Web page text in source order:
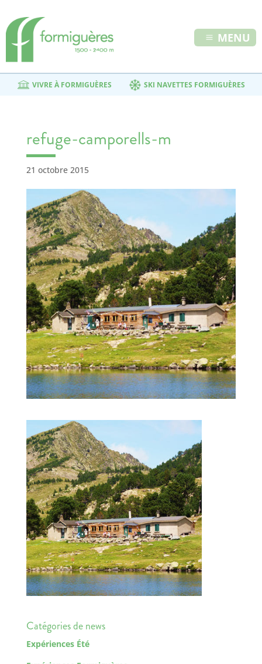
MENU
VIVRE À FORMIGUÈRES SKI NAVETTES FORMIGUÈRES
refuge-camporells-m
21 octobre 2015
Catégories de news
Expériences Été